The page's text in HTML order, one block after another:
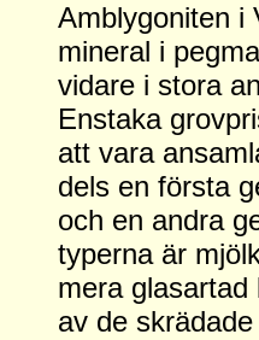
Amblygoniten i
mineral i
vidare i stora
Enstaka
att vara
dels en första
och en andra
typerna är
mera
av de